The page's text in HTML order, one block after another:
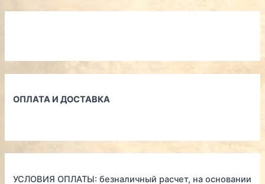
ОПЛАТА И ДОСТАВКА
УСЛОВИЯ ОПЛАТЫ: безналичный расчет, на основании